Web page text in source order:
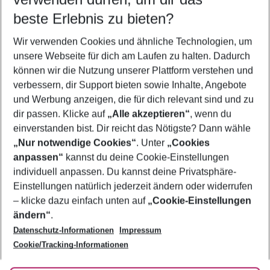
5-8 Nächte
2 Erwachsene Keine Kinder
Mehr Filter anzeigen
Footer
Footer navigation
Über uns
AGB
Bestpreisgarantie
Cookie-Einstellungen ändern
Cookie-Richtlinie
Agenturbetreuung
Barrierefreies Reisen
Folge uns
beste Erlebnis zu bieten?
Wir verwenden Cookies und ähnliche Technologien, um
unsere Webseite für dich am Laufen zu halten. Dadurch
können wir die Nutzung unserer Plattform verstehen und
verbessern, dir Support bieten sowie Inhalte, Angebote
und Werbung anzeigen, die für dich relevant sind und zu
dir passen. Klicke auf „Alle akzeptieren“, wenn du
einverstanden bist. Dir reicht das Nötigste? Dann wähle
„Nur notwendige Cookies“. Unter „Cookies
anpassen“ kannst du deine Cookie-Einstellungen
individuell anpassen. Du kannst deine Privatsphäre-
Einstellungen natürlich jederzeit ändern oder widerrufen
– klicke dazu einfach unten auf „Cookie-Einstellungen
ändern“.
Datenschutz-Informationen
Impressum
Cookie/Tracking-Informationen